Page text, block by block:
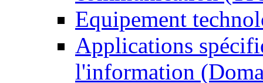
Equipement
Applications
l'information